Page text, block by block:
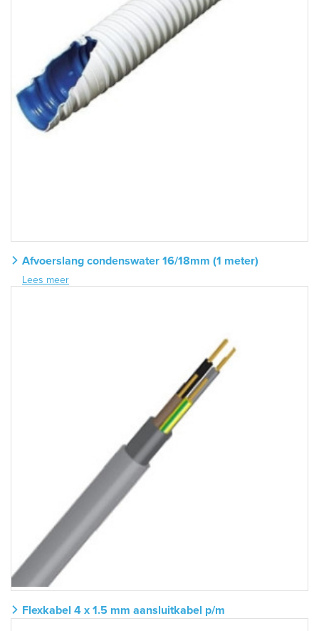
Afvoerslang condenswater 16/18mm (1 meter)
Lees meer
Flexkabel 4 x 1.5 mm aansluitkabel p/m